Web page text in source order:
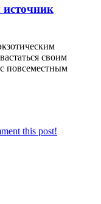
своим
повсеместным
this post!